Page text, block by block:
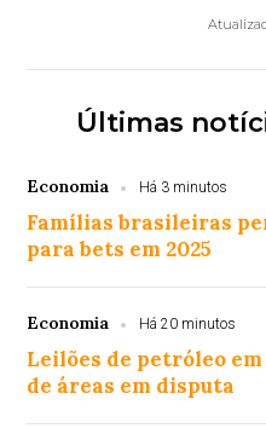
Últimas
Economia Há 3 minutos
Famílias brasileiras
para bets em 2025
Economia Há 20 minutos
Leilões de petróleo
de áreas em disputa